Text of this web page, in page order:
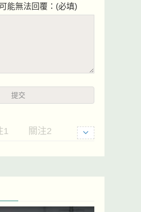
能無法回覆：(必填)
1 關注2